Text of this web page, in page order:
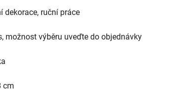
dekorace, ruční práce
možnost výběru uveďte do objednávky
cm